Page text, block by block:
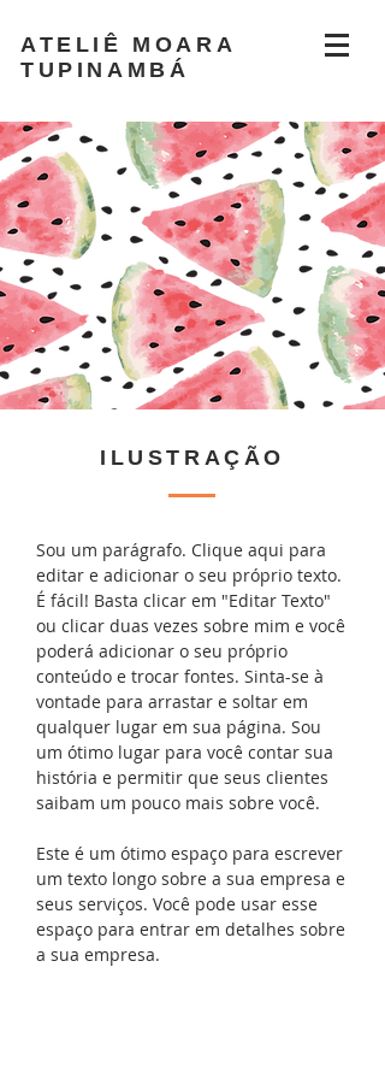
ATELIÊ MOARA
TUPINAMBÁ
ILUSTRAÇÃO
Sou um parágrafo. Clique aqui para
editar e adicionar o seu próprio texto.
É fácil! Basta clicar em "Editar Texto"
ou clicar duas vezes sobre mim e você
poderá adicionar o seu próprio
conteúdo e trocar fontes. Sinta-se à
vontade para arrastar e soltar em
qualquer lugar em sua página. Sou
um ótimo lugar para você contar sua
história e permitir que seus clientes
saibam um pouco mais sobre você.
Este é um ótimo espaço para escrever
um texto longo sobre a sua empresa e
seus serviços. Você pode usar esse
espaço para entrar em detalhes sobre
a sua empresa.